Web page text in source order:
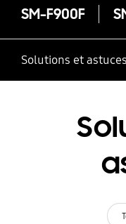
SM-F900F
Solutions et astuces